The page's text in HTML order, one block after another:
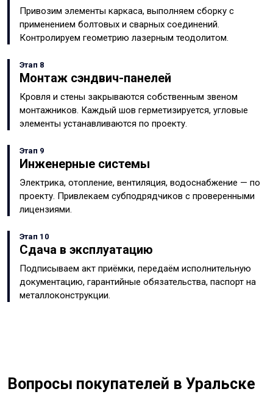
Привозим элементы каркаса, выполняем сборку с
применением болтовых и сварных соединений.
Контролируем геометрию лазерным теодолитом.
Этап 8
Монтаж сэндвич-панелей
Кровля и стены закрываются собственным звеном
монтажников. Каждый шов герметизируется, угловые
элементы устанавливаются по проекту.
Этап 9
Инженерные системы
Электрика, отопление, вентиляция, водоснабжение — по
проекту. Привлекаем субподрядчиков с проверенными
лицензиями.
Этап 10
Сдача в эксплуатацию
Подписываем акт приёмки, передаём исполнительную
документацию, гарантийные обязательства, паспорт на
металлоконструкции.
Вопросы покупателей в Уральске